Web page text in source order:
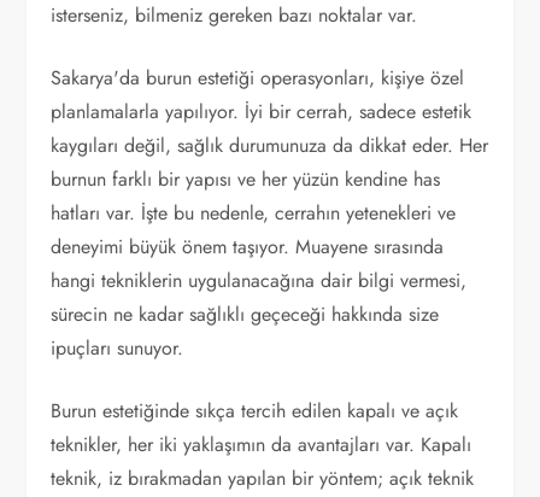
isterseniz, bilmeniz gereken bazı noktalar var.
Sakarya'da burun estetiği operasyonları, kişiye özel
planlamalarla yapılıyor. İyi bir cerrah, sadece estetik
kaygıları değil, sağlık durumunuza da dikkat eder. Her
burnun farklı bir yapısı ve her yüzün kendine has
hatları var. İşte bu nedenle, cerrahın yetenekleri ve
deneyimi büyük önem taşıyor. Muayene sırasında
hangi tekniklerin uygulanacağına dair bilgi vermesi,
sürecin ne kadar sağlıklı geçeceği hakkında size
ipuçları sunuyor.
Burun estetiğinde sıkça tercih edilen kapalı ve açık
teknikler, her iki yaklaşımın da avantajları var. Kapalı
teknik, iz bırakmadan yapılan bir yöntem; açık teknik